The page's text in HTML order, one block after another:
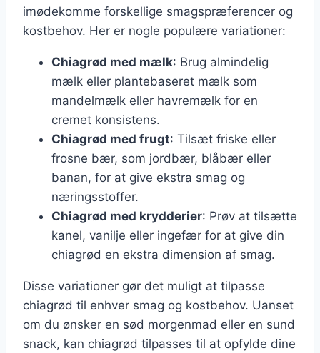
imødekomme forskellige smagspræferencer og
kostbehov. Her er nogle populære variationer:
Chiagrød med mælk: Brug almindelig
mælk eller plantebaseret mælk som
mandelmælk eller havremælk for en
cremet konsistens.
Chiagrød med frugt: Tilsæt friske eller
frosne bær, som jordbær, blåbær eller
banan, for at give ekstra smag og
næringsstoffer.
Chiagrød med krydderier: Prøv at tilsætte
kanel, vanilje eller ingefær for at give din
chiagrød en ekstra dimension af smag.
Disse variationer gør det muligt at tilpasse
chiagrød til enhver smag og kostbehov. Uanset
om du ønsker en sød morgenmad eller en sund
snack, kan chiagrød tilpasses til at opfylde dine